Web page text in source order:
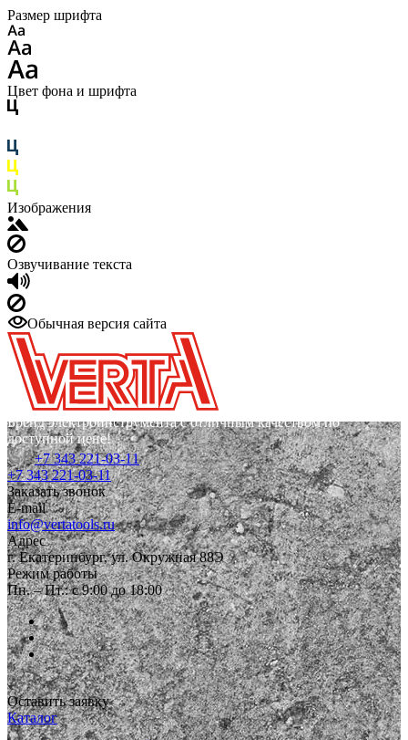
Размер шрифта
Цвет фона и шрифта
Изображения
Озвучивание текста
Обычная версия сайта
Бренд электроинструмента с отличным качеством по
доступной цене!
+7 343 221-03-11
+7 343 221-03-11
Заказать звонок
E-mail
info@vertatools.ru
Адрес
г. Екатеринбург, ул. Окружная 88Э
Режим работы
Пн. – Пт.: с 9:00 до 18:00
Оставить заявку
Каталог